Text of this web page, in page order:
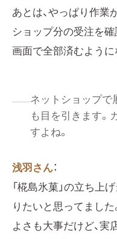
あとは、やっぱり作業
ショップ分の受注を
画面で全部済むように
ネットショップで
も目を引きます。
すよね。
浅羽さん：
「椛島氷菓」の立ち上
りたいと思ってまし
よさも大事だけど、実